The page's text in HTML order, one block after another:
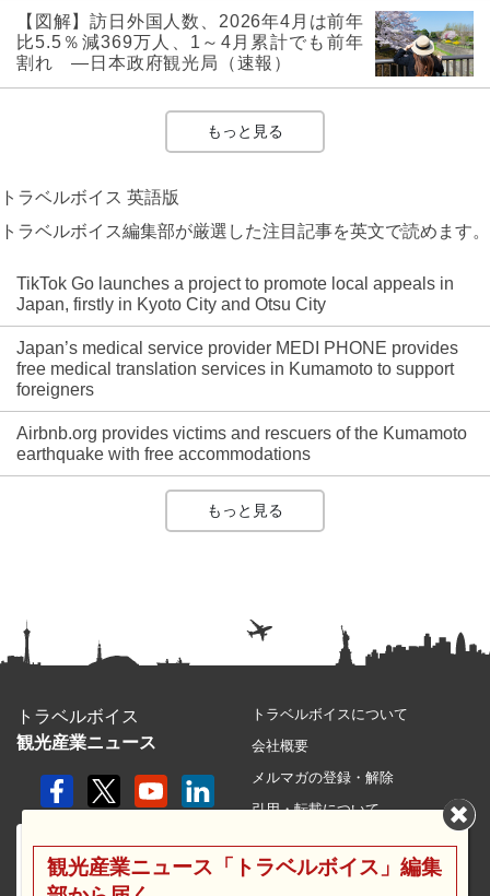
【図解】訪日外国人数、2026年4月は前年
比5.5％減369万人、1～4月累計でも前年
割れ ―日本政府観光局（速報）
もっと見る
トラベルボイス 英語版
トラベルボイス編集部が厳選した注目記事を英文で読めます。
TikTok Go launches a project to promote local appeals in
Japan, firstly in Kyoto City and Otsu City
Japan’s medical service provider MEDI PHONE provides
free medical translation services in Kumamoto to support
foreigners
Airbnb.org provides victims and rescuers of the Kumamoto
earthquake with free accommodations
もっと見る
トラベルボイス
観光産業ニュース
トラベルボイスについて
会社概要
メルマガの登録・解除
引用・転載について
利用規約
観光産業ニュース「トラベルボイス」編集